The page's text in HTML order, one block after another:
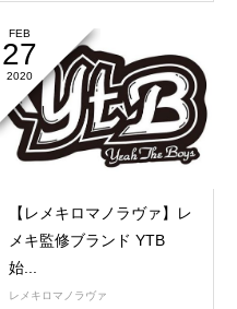
FEB
27
2020
【レメキロマノラヴァ】レ
メキ監修ブランド YTB
始...
レメキロマノラヴァ